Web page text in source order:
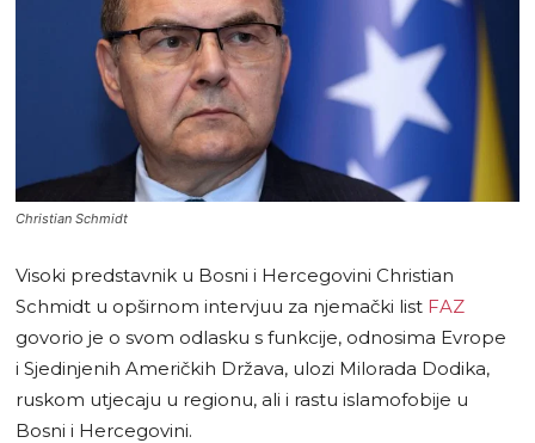
Christian Schmidt
Visoki predstavnik u Bosni i Hercegovini Christian
Schmidt u opširnom intervjuu za njemački list FAZ
govorio je o svom odlasku s funkcije, odnosima Evrope
i Sjedinjenih Američkih Država, ulozi Milorada Dodika,
ruskom utjecaju u regionu, ali i rastu islamofobije u
Bosni i Hercegovini.